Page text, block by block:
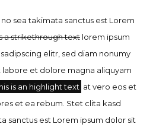
sea takimata sanctus est Lorem
a strikethrough text lorem ipsum
elitr, sed diam nonumy
et dolore magna aliquyam
is an highlight text at vero eos et
et ea rebum. Stet clita kasd
sanctus est Lorem ipsum dolor sit